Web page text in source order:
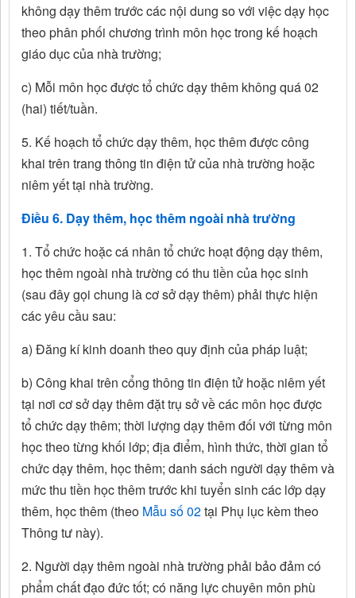
không dạy thêm trước các nội dung so với việc dạy học
theo phân phối chương trình môn học trong kế hoạch
giáo dục của nhà trường;
c) Mỗi môn học được tổ chức dạy thêm không quá 02
(hai) tiết/tuần.
5. Kế hoạch tổ chức dạy thêm, học thêm được công
khai trên trang thông tin điện tử của nhà trường hoặc
niêm yết tại nhà trường.
Điều 6. Dạy thêm, học thêm ngoài nhà trường
1. Tổ chức hoặc cá nhân tổ chức hoạt động dạy thêm,
học thêm ngoài nhà trường có thu tiền của học sinh
(sau đây gọi chung là cơ sở dạy thêm) phải thực hiện
các yêu cầu sau:
a) Đăng kí kinh doanh theo quy định của pháp luật;
b) Công khai trên cổng thông tin điện tử hoặc niêm yết
tại nơi cơ sở dạy thêm đặt trụ sở về các môn học được
tổ chức dạy thêm; thời lượng dạy thêm đối với từng môn
học theo từng khối lớp; địa điểm, hình thức, thời gian tổ
chức dạy thêm, học thêm; danh sách người dạy thêm và
mức thu tiền học thêm trước khi tuyển sinh các lớp dạy
thêm, học thêm (theo Mẫu số 02tại Phụ lục kèm theo
Thông tư này).
2. Người dạy thêm ngoài nhà trường phải bảo đảm có
phẩm chất đạo đức tốt; có năng lực chuyên môn phù